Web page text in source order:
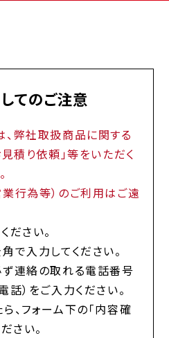
てのご注意
弊社取扱商品に関する
見積り依頼」等をいただく
行為等）のご利用はご遠
ださい。
で入力してください。
連絡の取れる電話番号
話）をご入力ください。
、フォーム下の「内容確
さい。